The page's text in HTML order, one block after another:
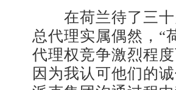
在荷兰待了三十
总代理实属偶然，“
代理权竞争激烈程
因为我认可他们的